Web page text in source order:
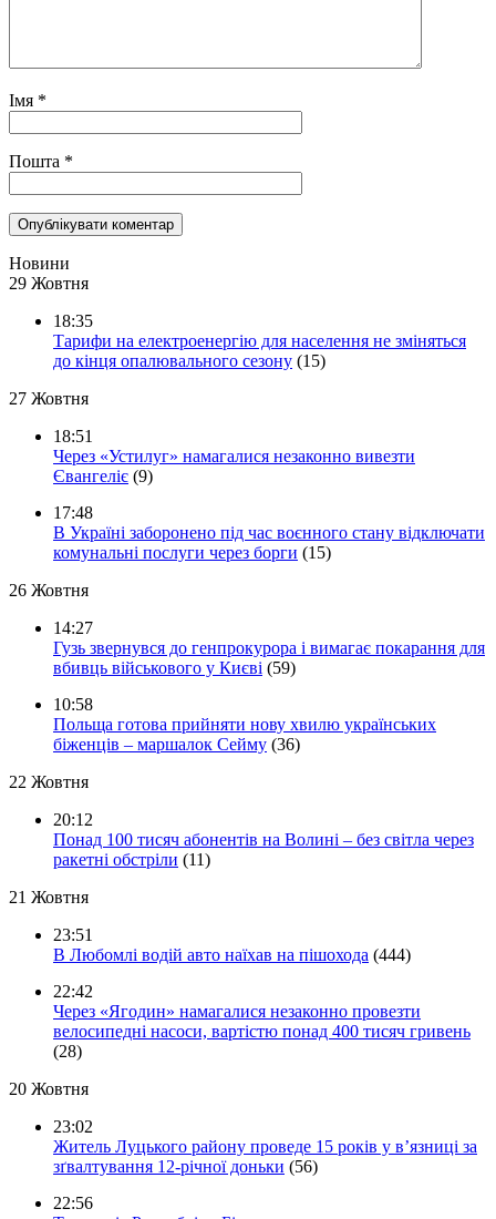
Імя *
Пошта *
Новини
29 Жовтня
18:35
Тарифи на електроенергію для населення не зміняться
до кінця опалювального сезону (15)
27 Жовтня
18:51
Через «Устилуг» намагалися незаконно вивезти
Євангеліє (9)
17:48
В Україні заборонено під час воєнного стану відключати
комунальні послуги через борги (15)
26 Жовтня
14:27
Гузь звернувся до генпрокурора і вимагає покарання для
вбивць військового у Києві (59)
10:58
Польща готова прийняти нову хвилю українських
біженців – маршалок Сейму (36)
22 Жовтня
20:12
Понад 100 тисяч абонентів на Волині – без світла через
ракетні обстріли (11)
21 Жовтня
23:51
В Любомлі водій авто наїхав на пішохода (444)
22:42
Через «Ягодин» намагалися незаконно провезти
велосипедні насоси, вартістю понад 400 тисяч гривень
(28)
20 Жовтня
23:02
Житель Луцького району проведе 15 років у в’язниці за
зґвалтування 12-річної доньки (56)
22:56